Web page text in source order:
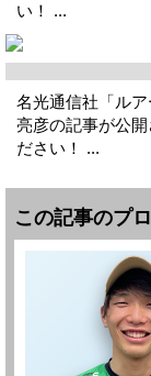
い！ ...
名光通信社「ル
亮彦の記事が公
ださい！ ...
この記事のプ